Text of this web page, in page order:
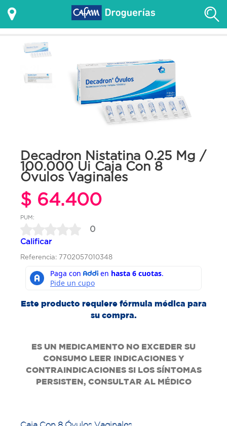
Decadron Nistatina 0.25 Mg /
100.000 Ui Caja Con 8
Óvulos Vaginales
$ 64.400
PUM:
0
Calificar
Referencia: 7702057010348
Este producto requiere fórmula médica para
su compra.
ES UN MEDICAMENTO NO EXCEDER SU
CONSUMO LEER INDICACIONES Y
CONTRAINDICACIONES SI LOS SÍNTOMAS
PERSISTEN, CONSULTAR AL MÉDICO